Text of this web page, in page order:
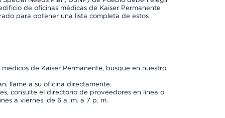
de oficinas médicas de Kaiser Permanente
para obtener una lista completa de estos
de Kaiser Permanente, busque en nuestro
llame a su oficina directamente.
consulte el directorio de proveedores en línea o
a viernes, de 6 a. m. a 7 p. m.